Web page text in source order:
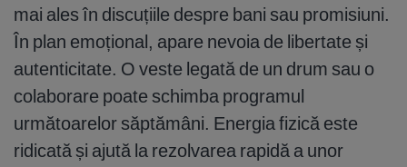
mai ales în discuțiile despre bani sau promisiuni.
În plan emoțional, apare nevoia de libertate și
autenticitate. O veste legată de un drum sau o
colaborare poate schimba programul
următoarelor săptămâni. Energia fizică este
ridicată și ajută la rezolvarea rapidă a unor